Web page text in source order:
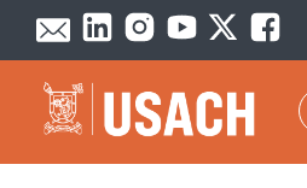
Skip to main content